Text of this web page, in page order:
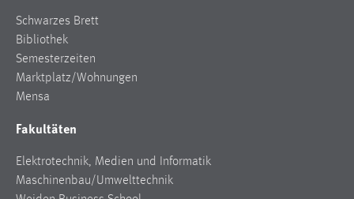
Schwarzes Brett
Bibliothek
Semesterzeiten
Marktplatz/Wohnungen
Mensa
Fakultäten
Elektrotechnik, Medien und Informatik
Maschinenbau/Umwelttechnik